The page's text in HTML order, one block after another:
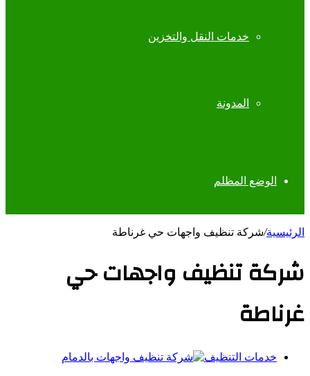
خدمات النقل والتخزين
المدونة
الوضع المظلم
الرئيسية/شركة تنظيف واجهات حي غرناطة
شركة تنظيف واجهات حي
غرناطة
خدمات التنظيف